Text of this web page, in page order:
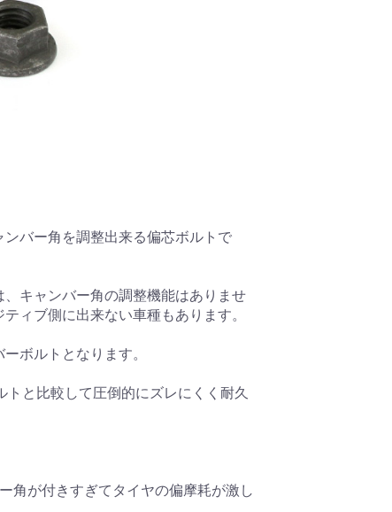
バー角を調整出来る偏芯ボルトで
キャンバー角の調整機能はありませ
ィブ側に出来ない車種もあります。
ボルトとなります。
と比較して圧倒的にズレにくく耐久
角が付きすぎてタイヤの偏摩耗が激し